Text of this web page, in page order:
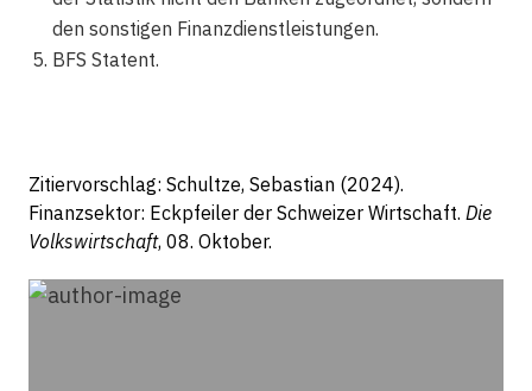
den sonstigen Finanzdienstleistungen.
BFS Statent.
Zitiervorschlag: Schultze, Sebastian (2024).
Finanzsektor: Eckpfeiler der Schweizer Wirtschaft. Die
Volkswirtschaft, 08. Oktober.